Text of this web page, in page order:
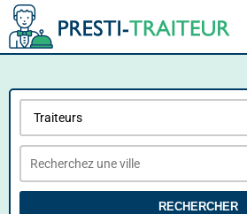
RECHERCHER